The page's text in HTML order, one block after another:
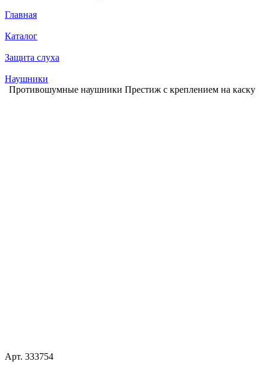
Главная
Каталог
Защита слуха
Наушники
Противошумные наушники Престиж с креплением на каску
Арт. 333754